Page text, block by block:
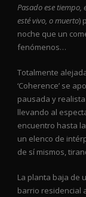
Pasado ese tiempo,
esté vivo, o muerto)
noche que un
fenómenos…
Totalmente
‘Coherence’ se
pausada y
llevando al
encuentro hasta
un elenco de
de sí mismos,
La planta baja de
barrio residencial